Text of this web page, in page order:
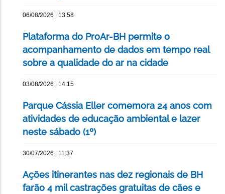
06/08/2026 | 13:58
Plataforma do ProAr-BH permite o
acompanhamento de dados em tempo real
sobre a qualidade do ar na cidade
03/08/2026 | 14:15
Parque Cássia Eller comemora 24 anos com
atividades de educação ambiental e lazer
neste sábado (1º)
30/07/2026 | 11:37
Ações itinerantes nas dez regionais de BH
farão 4 mil castrações gratuitas de cães e